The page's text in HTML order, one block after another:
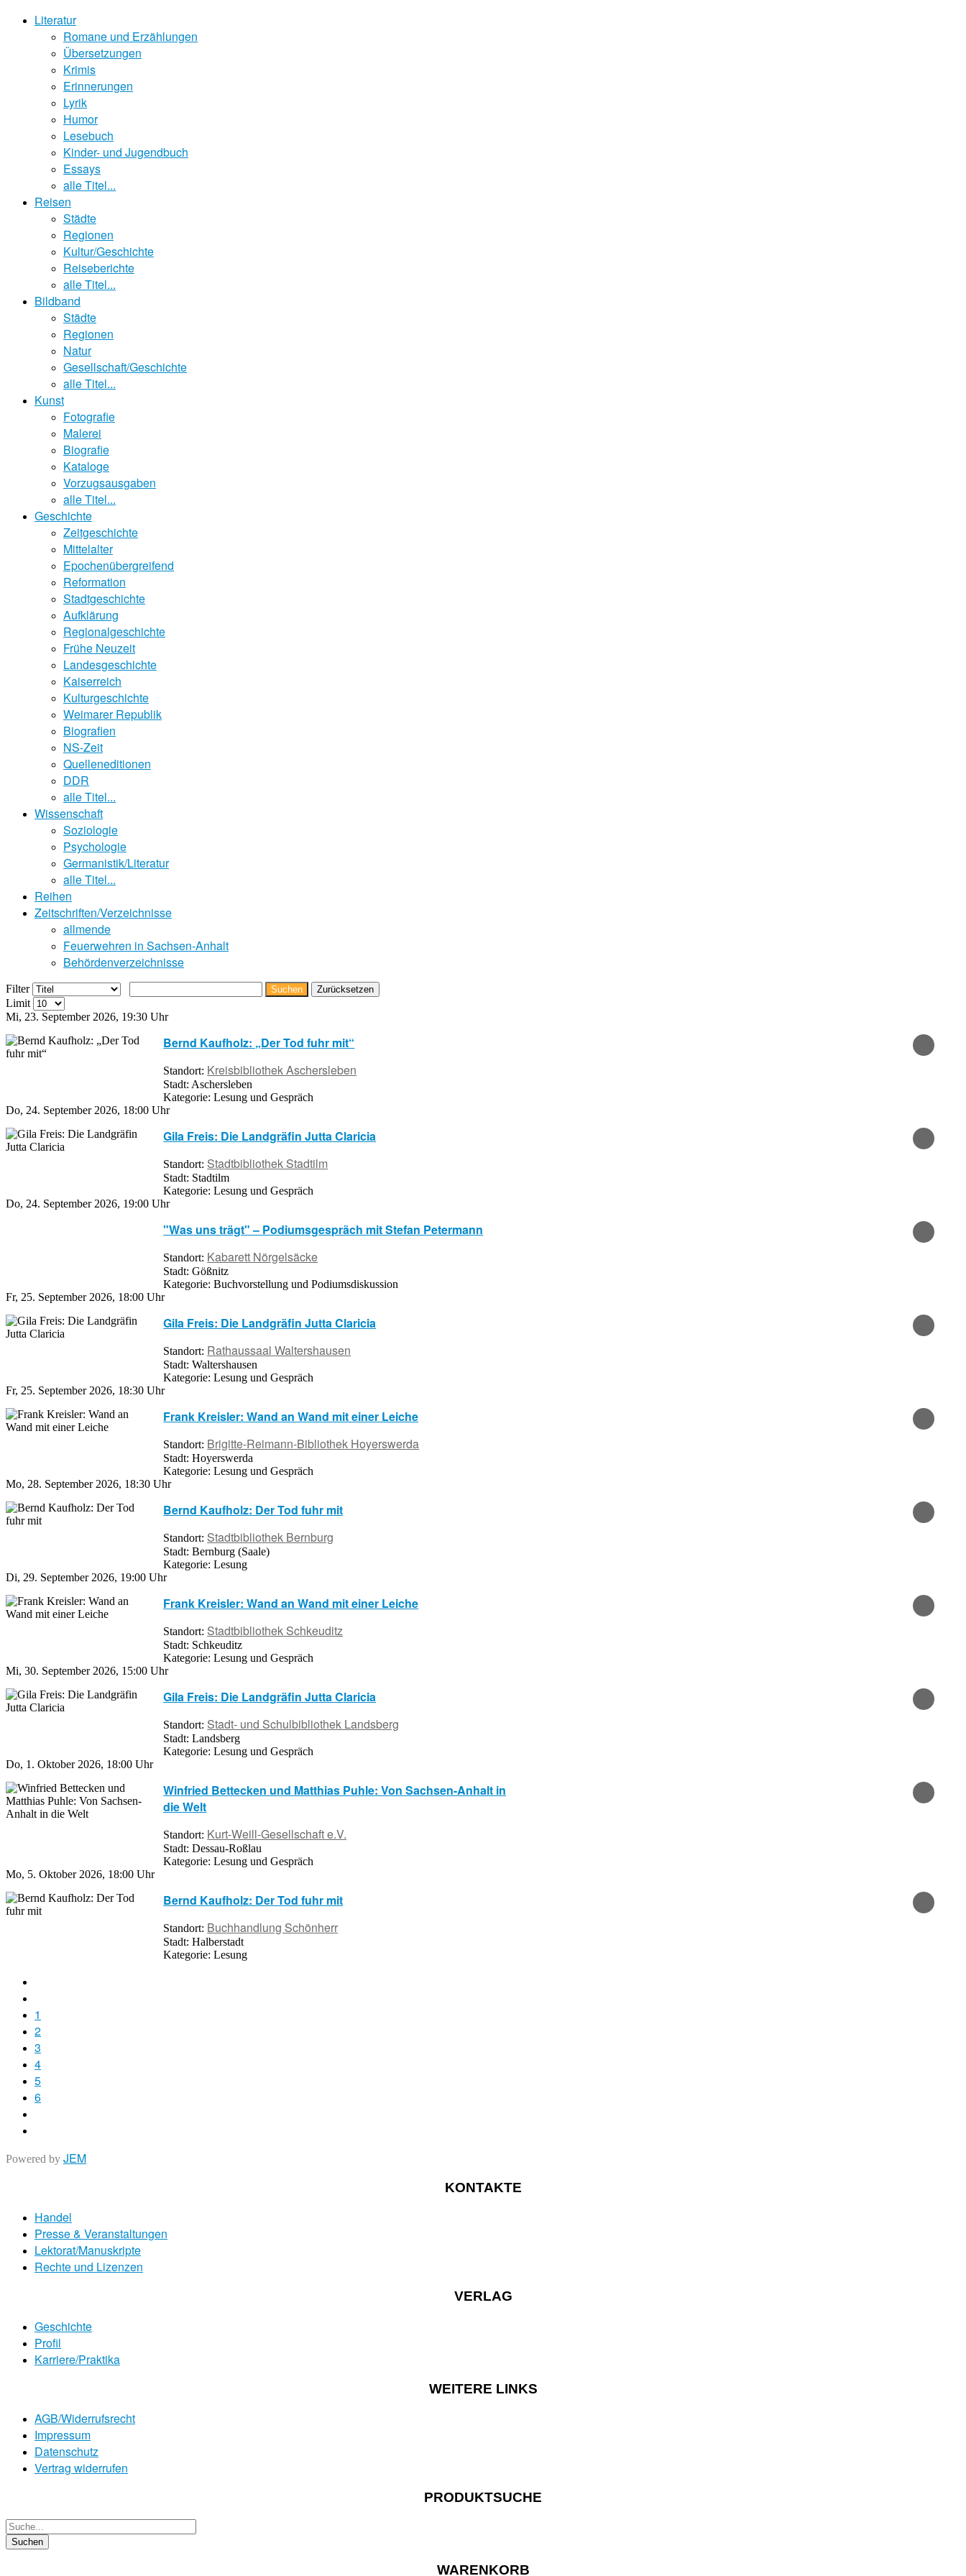
Literatur
Romane und Erzählungen
Übersetzungen
Krimis
Erinnerungen
Lyrik
Humor
Lesebuch
Kinder- und Jugendbuch
Essays
alle Titel...
Reisen
Städte
Regionen
Kultur/Geschichte
Reiseberichte
alle Titel...
Bildband
Städte
Regionen
Natur
Gesellschaft/Geschichte
alle Titel...
Kunst
Fotografie
Malerei
Biografie
Kataloge
Vorzugsausgaben
alle Titel...
Geschichte
Zeitgeschichte
Mittelalter
Epochenübergreifend
Reformation
Stadtgeschichte
Aufklärung
Regionalgeschichte
Frühe Neuzeit
Landesgeschichte
Kaiserreich
Kulturgeschichte
Weimarer Republik
Biografien
NS-Zeit
Quelleneditionen
DDR
alle Titel...
Wissenschaft
Soziologie
Psychologie
Germanistik/Literatur
alle Titel...
Reihen
Zeitschriften/Verzeichnisse
allmende
Feuerwehren in Sachsen-Anhalt
Behördenverzeichnisse
Filter Suchen Zurücksetzen
Limit
Mi, 23. September 2026, 19:30 Uhr
Bernd Kaufholz: „Der Tod fuhr mit“
Standort: Kreisbibliothek Aschersleben
Stadt: Aschersleben
Kategorie: Lesung und Gespräch
Do, 24. September 2026, 18:00 Uhr
Gila Freis: Die Landgräfin Jutta Claricia
Standort: Stadtbibliothek Stadtilm
Stadt: Stadtilm
Kategorie: Lesung und Gespräch
Do, 24. September 2026, 19:00 Uhr
"Was uns trägt" – Podiumsgespräch mit Stefan Petermann
Standort: Kabarett Nörgelsäcke
Stadt: Gößnitz
Kategorie: Buchvorstellung und Podiumsdiskussion
Fr, 25. September 2026, 18:00 Uhr
Gila Freis: Die Landgräfin Jutta Claricia
Standort: Rathaussaal Waltershausen
Stadt: Waltershausen
Kategorie: Lesung und Gespräch
Fr, 25. September 2026, 18:30 Uhr
Frank Kreisler: Wand an Wand mit einer Leiche
Standort: Brigitte-Reimann-Bibliothek Hoyerswerda
Stadt: Hoyerswerda
Kategorie: Lesung und Gespräch
Mo, 28. September 2026, 18:30 Uhr
Bernd Kaufholz: Der Tod fuhr mit
Standort: Stadtbibliothek Bernburg
Stadt: Bernburg (Saale)
Kategorie: Lesung
Di, 29. September 2026, 19:00 Uhr
Frank Kreisler: Wand an Wand mit einer Leiche
Standort: Stadtbibliothek Schkeuditz
Stadt: Schkeuditz
Kategorie: Lesung und Gespräch
Mi, 30. September 2026, 15:00 Uhr
Gila Freis: Die Landgräfin Jutta Claricia
Standort: Stadt- und Schulbibliothek Landsberg
Stadt: Landsberg
Kategorie: Lesung und Gespräch
Do, 1. Oktober 2026, 18:00 Uhr
Winfried Bettecken und Matthias Puhle: Von Sachsen-Anhalt in
die Welt
Standort: Kurt-Weill-Gesellschaft e.V.
Stadt: Dessau-Roßlau
Kategorie: Lesung und Gespräch
Mo, 5. Oktober 2026, 18:00 Uhr
Bernd Kaufholz: Der Tod fuhr mit
Standort: Buchhandlung Schönherr
Stadt: Halberstadt
Kategorie: Lesung
1
2
3
4
5
6
Powered by JEM
KONTAKTE
Handel
Presse & Veranstaltungen
Lektorat/Manuskripte
Rechte und Lizenzen
VERLAG
Geschichte
Profil
Karriere/Praktika
WEITERE LINKS
AGB/Widerrufsrecht
Impressum
Datenschutz
Vertrag widerrufen
PRODUKTSUCHE
WARENKORB